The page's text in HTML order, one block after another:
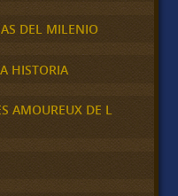
DEL MILENIO
HISTORIA
AMOUREUX DE L